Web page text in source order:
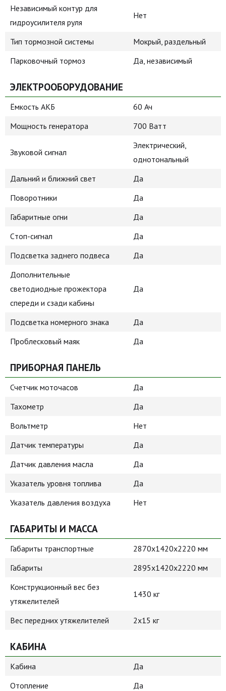
Независимый контур для
гидроусилителя руля
Нет
Тип тормозной системы
Мокрый, раздельный
Парковочный тормоз
Да, независимый
ЭЛЕКТРООБОРУДОВАНИЕ
Ёмкость АКБ
60 Ач
Мощность генератора
700 Ватт
Звуковой сигнал
Электрический,
однотональный
Дальний и ближний свет
Да
Поворотники
Да
Габаритные огни
Да
Cтоп-сигнал
Да
Подсветка заднего подвеса
Да
Дополнительные
светодиодные прожектора
спереди и сзади кабины
Да
Подсветка номерного знака
Да
Проблесковый маяк
Да
ПРИБОРНАЯ ПАНЕЛЬ
Счетчик моточасов
Да
Тахометр
Да
Вольтметр
Нет
Датчик температуры
Да
Датчик давления масла
Да
Указатель уровня топлива
Да
Указатель давления воздуха
Нет
ГАБАРИТЫ И МАССА
Габариты транспортные
2870х1420х2220 мм
Габариты
2895х1420х2220 мм
Конструкционный вес без
утяжелителей
1430 кг
Вес передних утяжелителей 2х15 кг
КАБИНА
Кабина
Да
Отопление
Да